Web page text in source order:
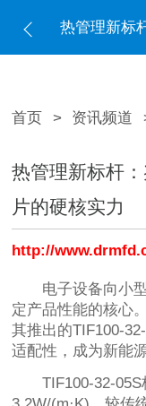
热管理新标
首页 > 资讯频道
热管理新标杆
片的硬核实力
http://
电子设备向小
定产品性能的核心
其推出的TIF100-
适配性，成为新能
TIF100-32-